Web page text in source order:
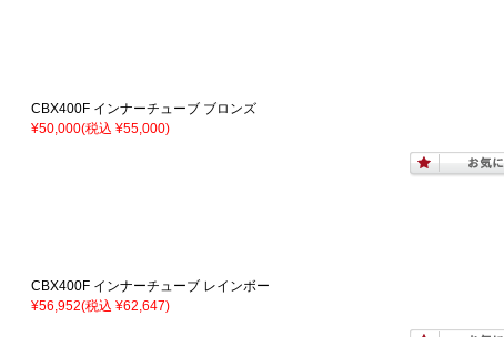
CBX400F インナーチューブ ブロンズ
¥50,000(税込 ¥55,000)
CBX400F インナーチューブ レインボー
¥56,952(税込 ¥62,647)